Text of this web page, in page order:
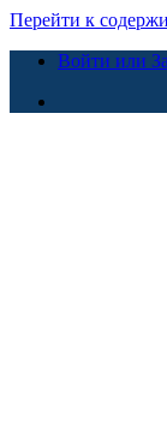
Перейти к
Войти или